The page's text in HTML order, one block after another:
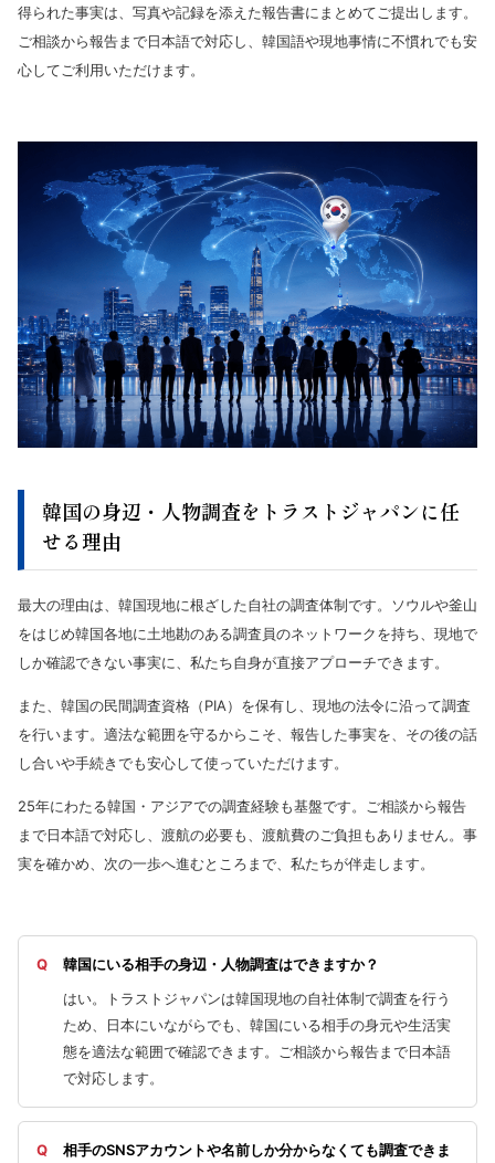
得られた事実は、写真や記録を添えた報告書にまとめてご提出します。
ご相談から報告まで日本語で対応し、韓国語や現地事情に不慣れでも安
心してご利用いただけます。
韓国の身辺・人物調査をトラストジャパンに任
せる理由
最大の理由は、韓国現地に根ざした自社の調査体制です。ソウルや釜山
をはじめ韓国各地に土地勘のある調査員のネットワークを持ち、現地で
しか確認できない事実に、私たち自身が直接アプローチできます。
また、韓国の民間調査資格（PIA）を保有し、現地の法令に沿って調査
を行います。適法な範囲を守るからこそ、報告した事実を、その後の話
し合いや手続きでも安心して使っていただけます。
25年にわたる韓国・アジアでの調査経験も基盤です。ご相談から報告
まで日本語で対応し、渡航の必要も、渡航費のご負担もありません。事
実を確かめ、次の一歩へ進むところまで、私たちが伴走します。
韓国にいる相手の身辺・人物調査はできますか？
はい。トラストジャパンは韓国現地の自社体制で調査を行う
ため、日本にいながらでも、韓国にいる相手の身元や生活実
態を適法な範囲で確認できます。ご相談から報告まで日本語
で対応します。
相手のSNSアカウントや名前しか分からなくても調査できま